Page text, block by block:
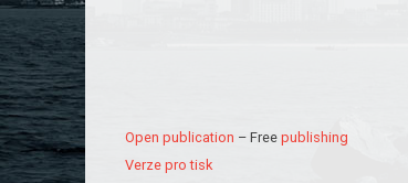
Open publication – Free publishing
Verze pro tisk